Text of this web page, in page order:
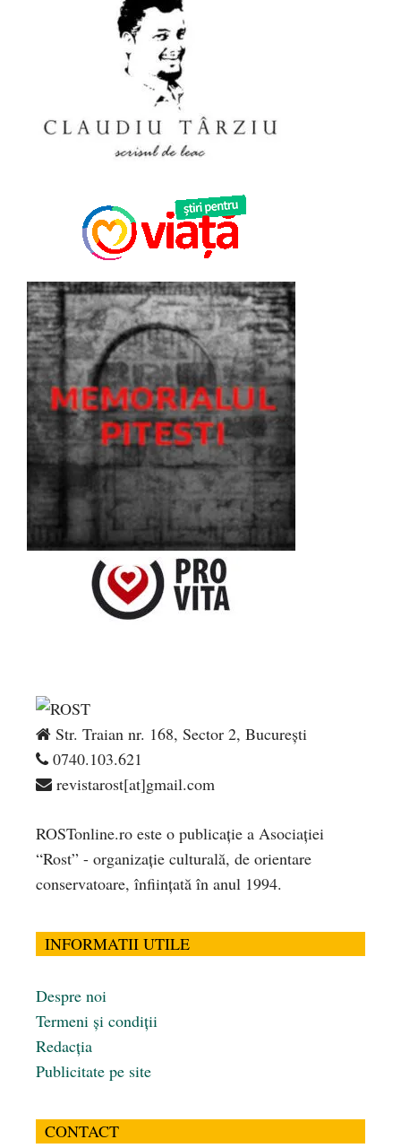
Str. Traian nr. 168, Sector 2, București
0740.103.621
revistarost[at]gmail.com
ROSTonline.ro este o publicaţie a Asociaţiei
“Rost” - organizaţie culturală, de orientare
conservatoare, înfiinţată în anul 1994.
INFORMATII UTILE
Despre noi
Termeni și condiții
Redacția
Publicitate pe site
CONTACT